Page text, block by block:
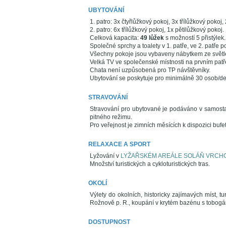
UBYTOVÁNÍ
1. patro: 3x čtyřlůžkový pokoj, 3x třílůžkový
2. patro: 6x třílůžkový pokoj, 1x pětilůžkový pokoj.
Celková kapacita: 49 lůžek s možností 5 přistýlek.
Společné sprchy a toalety v 1. patře, ve 2. patře
Všechny pokoje jsou vybaveny nábytkem ze
Velká TV ve společenské místnosti na prvním
Chata není uzpůsobená pro TP návštěvníky.
Ubytování se poskytuje pro minimálně 30 osob/
STRAVOVÁNÍ
Stravování pro ubytované je podáváno v
pitného režimu.
Pro veřejnost je zimních měsících k dispozici
RELAXACE A SPORT
Lyžování v LYŽAŘSKÉM AREÁLE SOLÁŇ
Množství turistických a cykloturistických tras.
OKOLÍ
Výlety do okolních, historicky zajímavých míst,
Rožnově p. R., koupání v krytém bazénu s
DOSTUPNOST